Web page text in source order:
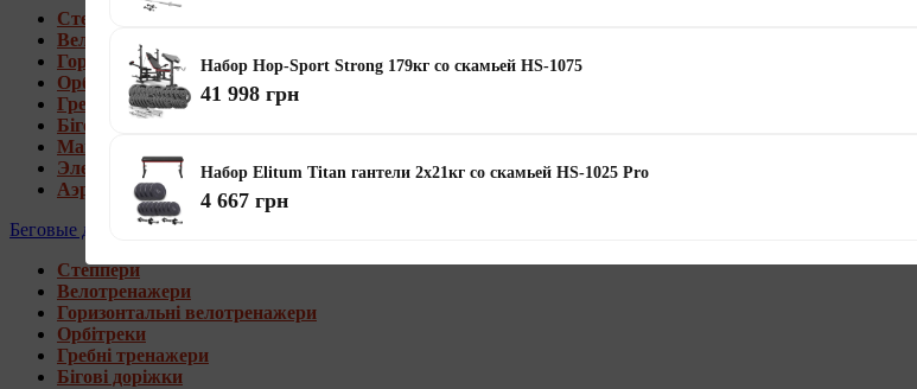
Степпери
Велотренажери
Горизонтальні велотренажери
Орбітреки
Гребні тренажери
Бігові доріжки
Магнитные гребные тренажеры
Электромагнитные гребные тренажеры
Аэромагнитные гребные тренажеры
Беговые дорожки
Степпери
Велотренажери
Горизонтальні велотренажери
Орбітреки
Гребні тренажери
Бігові доріжки
Набор Hop-Sport Strong 179кг со скамьей HS-1075
41 998 грн
Набор Elitum Titan гантели 2х21кг со скамьей HS-1025 Pro
4 667 грн